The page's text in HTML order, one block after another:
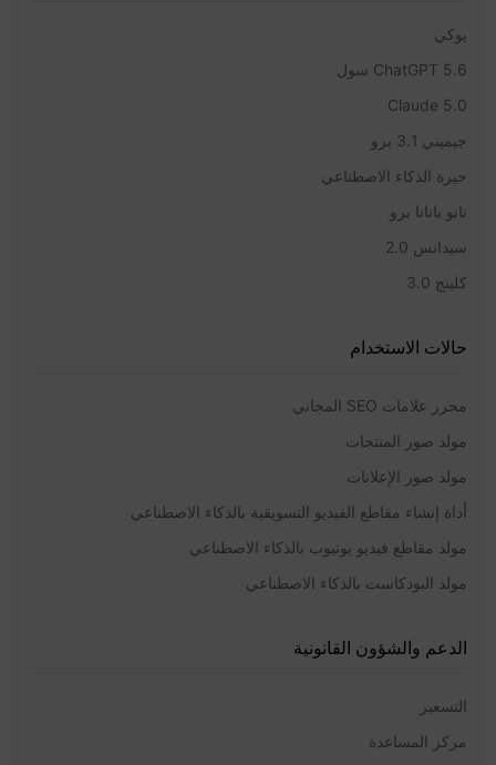
يوكي
ChatGPT 5.6 سول
Claude 5.0
جيميني 3.1 برو
حيرة الذكاء الاصطناعي
نانو بانانا برو
سيدانس 2.0
كلينج 3.0
حالات الاستخدام
محرر علامات SEO المجاني
مولد صور المنتجات
مولد صور الإعلانات
أداة إنشاء مقاطع الفيديو التسويقية بالذكاء الاصطناعي
مولد مقاطع فيديو يوتيوب بالذكاء الاصطناعي
مولد البودكاست بالذكاء الاصطناعي
الدعم والشؤون القانونية
التسعير
مركز المساعدة